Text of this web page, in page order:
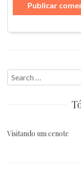
Search
for:
Visitando um cenote